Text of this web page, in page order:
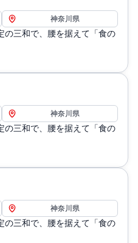
神奈川県
の三和で、腰を据えて「食の
神奈川県
の三和で、腰を据えて「食の
神奈川県
の三和で、腰を据えて「食の